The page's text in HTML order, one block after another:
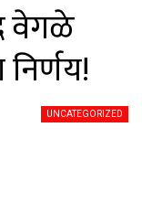
वेगळे
UNCATEGORIZED